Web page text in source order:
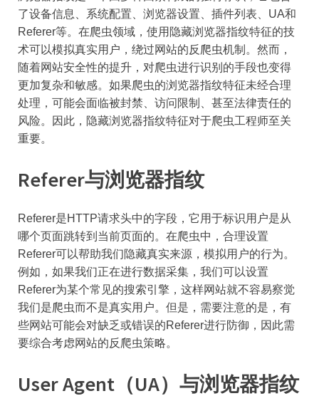
了设备信息、系统配置、浏览器设置、插件列表、UA和
Referer等。在爬虫领域，使用隐藏浏览器指纹特征的技
术可以模拟真实用户，绕过网站的反爬虫机制。然而，
随着网站安全性的提升，对爬虫进行识别的手段也变得
更加复杂和敏感。如果爬虫的浏览器指纹特征未经合理
处理，可能会面临被封禁、访问限制、甚至法律责任的
风险。因此，隐藏浏览器指纹特征对于爬虫工程师至关
重要。
Referer与浏览器指纹
Referer是HTTP请求头中的字段，它用于标识用户是从
哪个页面跳转到当前页面的。在爬虫中，合理设置
Referer可以帮助我们隐藏真实来源，模拟用户的行为。
例如，如果我们正在进行数据采集，我们可以设置
Referer为某个常见的搜索引擎，这样网站就不容易察觉
我们是爬虫而不是真实用户。但是，需要注意的是，有
些网站可能会对缺乏或错误的Referer进行防御，因此需
要综合考虑网站的反爬虫策略。
User Agent（UA）与浏览器指纹